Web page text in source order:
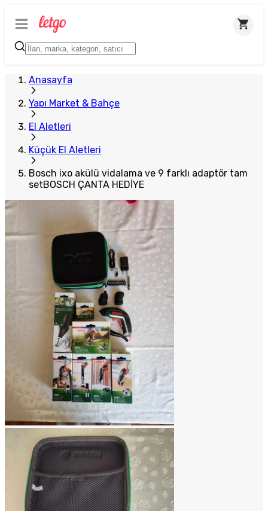
Anasayfa
Yapı Market & Bahçe
El Aletleri
Küçük El Aletleri
Bosch ixo akülü vidalama ve 9 farklı adaptör tam
setBOSCH ÇANTA HEDİYE
Plus Satıcı